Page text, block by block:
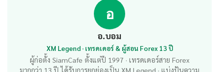
อ
อ.บอม
XM Legend · เทรดเดอร์ & ผู้สอน Forex 13 ปี
ผู้ก่อตั้ง SiamCafe ตั้งแต่ปี 1997 · เทรดเดอร์สาย Forex